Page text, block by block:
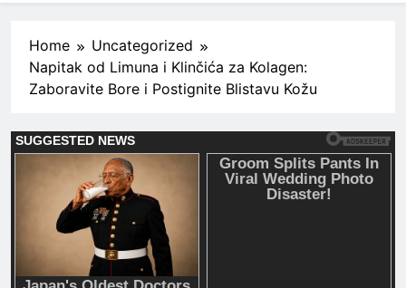
Home
Uncategorized
Napitak od Limuna i Klinčića za Kolagen:
Zaboravite Bore i Postignite Blistavu Kožu